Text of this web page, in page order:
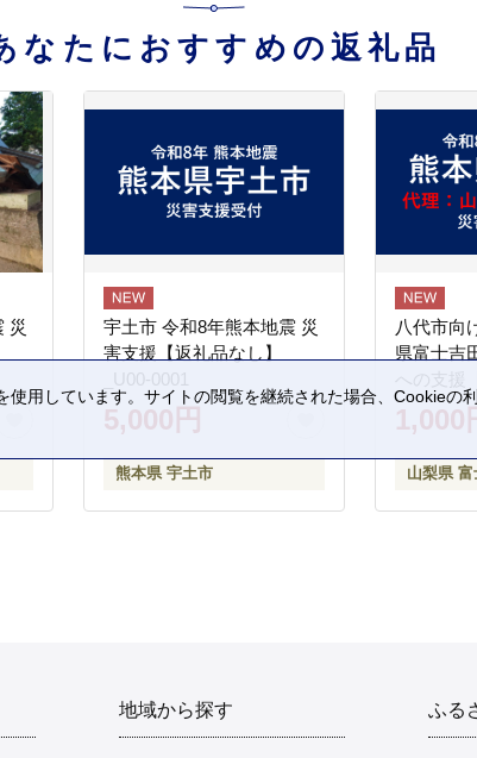
なたにおすすめの返礼品
災
宇土市 令和8年熊本地震 災
害支援【返礼品なし】
_U00-0001
5,000円
熊本県 宇土市
八代市向
県富士吉
への支援
1,000
山梨県
地域から探す ふる
用しています。サイトの閲覧を継続された場合、Cookieの